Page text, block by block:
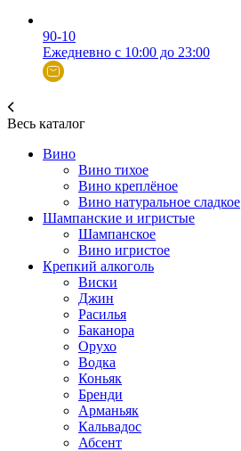
90-10
Ежедневно с 10:00 до 23:00
Весь каталог
Вино
Вино тихое
Вино креплёное
Вино натуральное сладкое
Шампанские и игристые
Шампанское
Вино игристое
Крепкий алкоголь
Виски
Джин
Расилья
Баканора
Орухо
Водка
Коньяк
Бренди
Арманьяк
Кальвадос
Абсент